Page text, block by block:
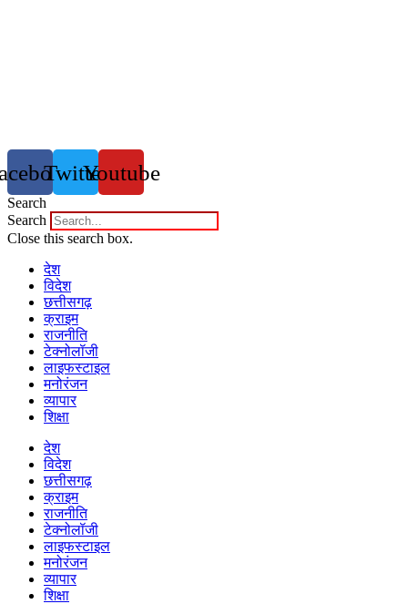
TwitterYoutube
Search
Search
Close this search box.
देश
विदेश
छत्तीसगढ़
क्राइम
राजनीति
टेक्नोलॉजी
लाइफस्टाइल
मनोरंजन
व्यापार
शिक्षा
देश
विदेश
छत्तीसगढ़
क्राइम
राजनीति
टेक्नोलॉजी
लाइफस्टाइल
मनोरंजन
व्यापार
शिक्षा